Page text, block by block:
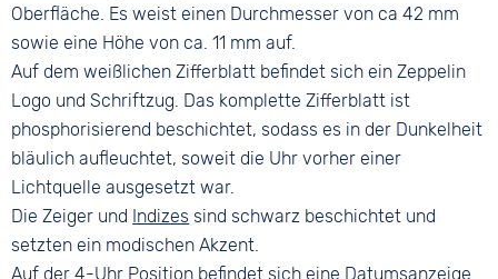
Oberfläche. Es weist einen Durchmesser von ca 42 mm
sowie eine Höhe von ca. 11 mm auf.
Auf dem weißlichen Zifferblatt befindet sich ein Zeppelin
Logo und Schriftzug. Das komplette Zifferblatt ist
phosphorisierend beschichtet, sodass es in der Dunkelheit
bläulich aufleuchtet, soweit die Uhr vorher einer
Lichtquelle ausgesetzt war.
Die Zeiger und Indizes sind schwarz beschichtet und
setzten ein modischen Akzent.
Auf der 4-Uhr Position befindet sich eine Datumsanzeige